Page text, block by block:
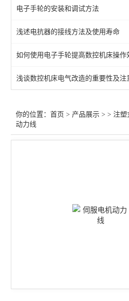
查看全部 >>
电子手轮的安装和调试方法
浅述电抗器的接线方法及使用寿命
如何使用电子手轮提高数控机床操作
浅谈数控机床电气改造的重要性及注
你的位置：首页 > 产品展示 > > 注塑
动力线